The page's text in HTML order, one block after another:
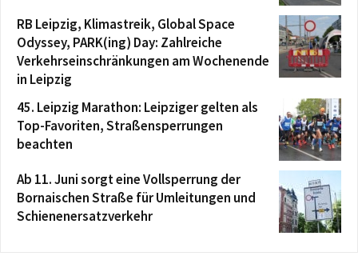
RB Leipzig, Klimastreik, Global Space
Odyssey, PARK(ing) Day: Zahlreiche
Verkehrseinschränkungen am Wochenende
in Leipzig
45. Leipzig Marathon: Leipziger gelten als
Top-Favoriten, Straßensperrungen
beachten
Ab 11. Juni sorgt eine Vollsperrung der
Bornaischen Straße für Umleitungen und
Schienenersatzverkehr